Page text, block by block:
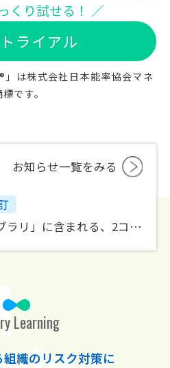
くり試せる！ ／
ライアル
」は株式会社日本能率協会マネ
です。
【重要】eラーニングライブラリ® コース廃講について「マネジメントライブラリ」に含まれる、2コースの内容が改訂されました。
【新コース追加】「健康経営ライブラリ」に2コースが追加されました。
お知らせ一覧をみる
Learning
織のリスク対策に